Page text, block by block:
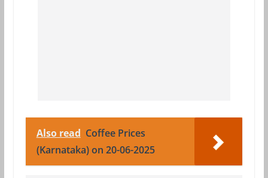
Also read Coffee Prices
(Karnataka) on 20-06-2025